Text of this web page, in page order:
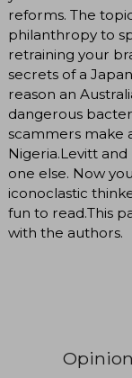
reforms. The
philanthropy to
retraining your
secrets of a
reason an
dangerous
scammers make
Nigeria.Levitt
one else. Now
iconoclastic
fun to read.This
with the authors.